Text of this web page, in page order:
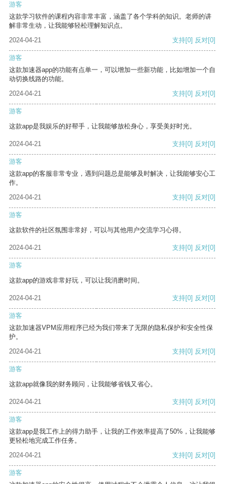
游客
这款学习软件的课程内容非常丰富，涵盖了各个学科的知识。老师的讲
解非常生动，让我能够轻松理解知识点。
2024-04-21
支持[0] 反对[0]
游客
这款加速器app的功能有点单一，可以增加一些新功能，比如增加一个自
动切换线路的功能。
2024-04-21
支持[0] 反对[0]
游客
这款app是我娱乐的好帮手，让我能够放松身心，享受美好时光。
2024-04-21 支持[0] 反对[0]
游客
这款app的客服非常专业，遇到问题总是能够及时解决，让我能够安心工
作。
2024-04-21
支持[0] 反对[0]
游客
这款软件的社区氛围非常好，可以与其他用户交流学习心得。
2024-04-21 支持[0] 反对[0]
游客
这款app的游戏非常好玩，可以让我消磨时间。
2024-04-21 支持[0] 反对[0]
游客
这款加速器VPM应用程序已经为我们带来了无限的隐私保护和安全性保
护。
2024-04-21
支持[0] 反对[0]
游客
这款app就像我的财务顾问，让我能够省钱又省心。
2024-04-21 支持[0] 反对[0]
游客
这款app是我工作上的得力助手，让我的工作效率提高了50%，让我能够
更轻松地完成工作任务。
2024-04-21
支持[0] 反对[0]
游客